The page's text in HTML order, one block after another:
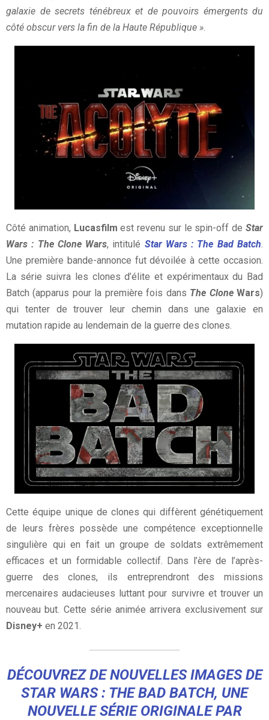
galaxie de secrets ténébreux et de pouvoirs émergents du
côté obscur vers la fin de la Haute République ».
Côté animation, Lucasfilm est revenu sur le spin-off deStar
Wars : The Clone Wars, intitulé Star Wars : The Bad Batch
Une première bande-annonce fut dévoilée à cette occasion.
La série suivra les clones d’élite et expérimentaux du Bad
Batch (apparus pour la première fois dans The CloneWars)
qui tenter de trouver leur chemin dans une galaxie en
mutation rapide au lendemain de la guerre des clones.
Cette équipe unique de clones qui diffèrent génétiquement
de leurs frères possède une compétence exceptionnelle
singulière qui en fait un groupe de soldats extrêmement
efficaces et un formidable collectif. Dans l’ère de l’après-
guerre des clones, ils entreprendront des missions
mercenaires audacieuses luttant pour survivre et trouver un
nouveau but. Cette série animée arrivera exclusivement sur
Disney+ en 2021.
DÉCOUVREZ DE NOUVELLES IMAGES DE
STAR WARS : THE BAD BATCH, UNE
NOUVELLE SÉRIE ORIGINALE PAR